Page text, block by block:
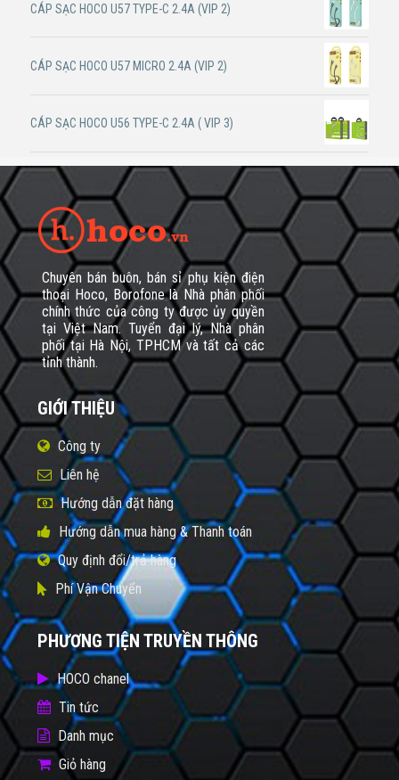
CÁP SẠC HOCO U57 TYPE-C 2.4A (VIP 2)
CÁP SẠC HOCO U57 MICRO 2.4A (VIP 2)
CÁP SẠC HOCO U56 TYPE-C 2.4A ( VIP 3)
Chuyên bán buôn, bán sỉ phụ kiện điện
thoại Hoco, Borofone là Nhà phân phối
chính thức của công ty được ủy quyền
tại Việt Nam. Tuyển đại lý, Nhà phân
phối tại Hà Nội, TPHCM và tất cả các
tỉnh thành.
GIỚI THIỆU
Công ty
Liên hệ
Hướng dẫn đặt hàng
Hướng dẫn mua hàng & Thanh toán
Quy định đổi/trả hàng
Phí Vận Chuyển
PHƯƠNG TIỆN TRUYỀN THÔNG
HOCO chanel
Tin tức
Danh mục
Giỏ hàng